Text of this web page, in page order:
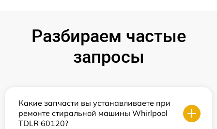
Разбираем частые
запросы
Какие запчасти вы устанавливаете при
ремонте стиральной машины Whirlpool
TDLR 60120?